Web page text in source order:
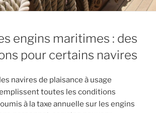
engins maritimes : des
pour certains navires
navires de plaisance à usage
toutes les conditions
à la taxe annuelle sur les engins